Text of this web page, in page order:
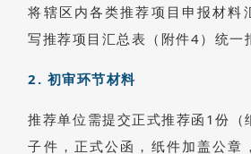
将辖区内各类推荐项目申报材料
写推荐项目汇总表（附件4）统一
2. 初审环节材料
推荐单位需提交正式推荐函1份（
子件，正式公函，纸件加盖公章